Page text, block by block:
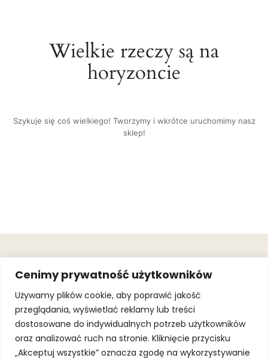
Cenimy prywatność użytkowników
Używamy plików cookie, aby poprawić jakość
przeglądania, wyświetlać reklamy lub treści
dostosowane do indywidualnych potrzeb użytkowników
oraz analizować ruch na stronie. Kliknięcie przycisku
„Akceptuj wszystkie” oznacza zgodę na wykorzystywanie
Wielkie rzeczy są na
horyzoncie
Szykuje się coś wielkiego! Tworzymy i wkrótce uruchomimy nasz
sklep!
+48 510 070
090
SOLEC 81B LOK.
A66,
WARSZAWA
JOIN OUR
MAILING
By subscribing,
you agree to
ourTerms of
UseandPrivacy
OBSŁUGA
KLIENTA
Gwarancja
.
.